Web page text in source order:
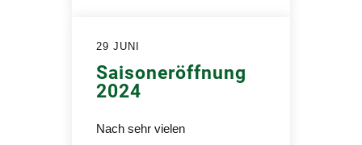
29 JUNI
Saisoneröffnung
2024
Nach sehr vielen